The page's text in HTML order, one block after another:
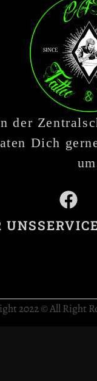
der
Dich
UNS
2022 © All Right